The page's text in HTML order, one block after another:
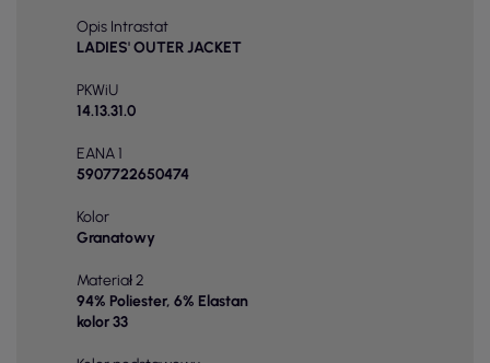
Opis Intrastat
LADIES' OUTER JACKET
PKWiU
14.13.31.0
EANA 1
5907722650474
Kolor
Granatowy
Materiał 2
94% Poliester, 6% Elastan
kolor 33